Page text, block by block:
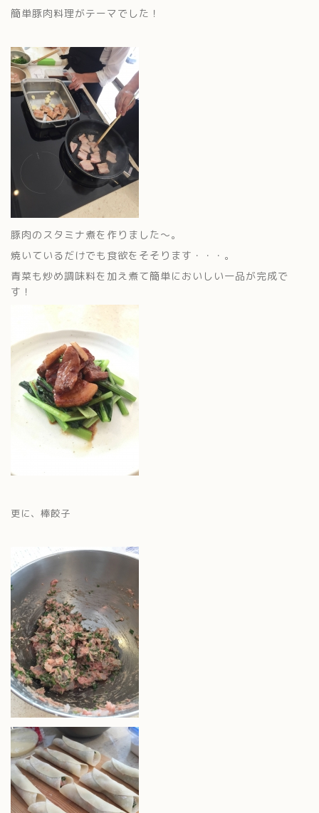
簡単豚肉料理がテーマでした！
豚肉のスタミナ煮を作りました〜。
焼いているだけでも食欲をそそります・・・。
青菜も炒め調味料を加え煮て簡単においしい一品が完成で
す！
更に、棒餃子